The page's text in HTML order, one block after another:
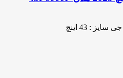
: 43 اینچ